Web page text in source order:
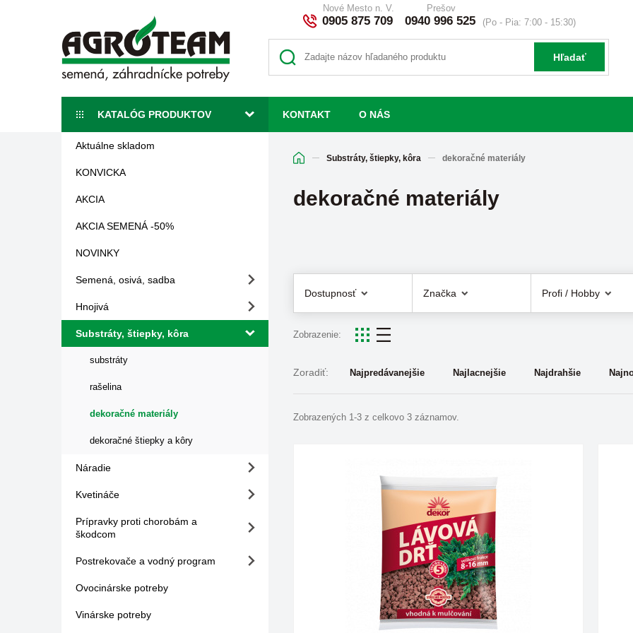
Nové Mesto n. V.
0905 875 709
Prešov
0940 996 525 (Po - Pia: 7:00 - 15:30)
Hľadať
KONTAKT O NÁS
KATALÓG PRODUKTOV
Aktuálne skladom
KONVICKA
AKCIA
AKCIA SEMENÁ -50%
NOVINKY
Semená, osivá, sadba
Hnojivá
Substráty, štiepky, kôra
substráty
rašelina
dekoračné materiály
dekoračné štiepky a kôry
Náradie
Kvetináče
Prípravky proti chorobám a
škodcom
Postrekovače a vodný program
Ovocinárske potreby
Vinárske potreby
Substráty, štiepky, kôra dekoračné materiály
dekoračné materiály
Dostupnosť Značka Profi / Hobby
Zobrazenie:
Zoradiť: Najpredávanejšie Najlacnejšie Najdrahšie
Zobrazených 1-3 z celkovo 3 záznamov.